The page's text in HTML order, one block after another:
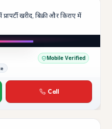
प्रापर्टी खरीद, बिक्री और किराए में
Mobile Verified
Call